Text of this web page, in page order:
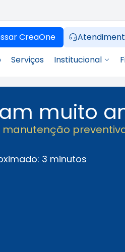
CreaOne
Serviços Institucional
muito
3 minutos